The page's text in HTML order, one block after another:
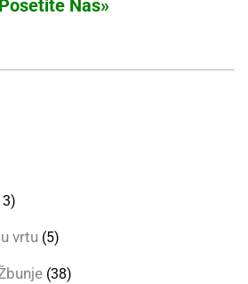
Nas»
vrtu (5)
(38)